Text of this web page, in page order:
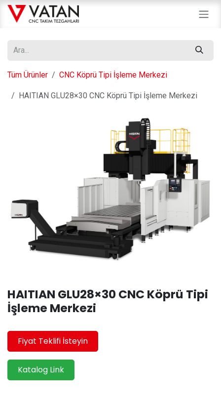
İçereği Atla
Tüm Ürünler CNC Köprü Tipi İşleme Merkezi
HAITIAN GLU28×30 CNC Köprü Tipi İşleme Merkezi
HAITIAN GLU28×30 CNC Köprü Tipi
İşleme Merkezi
Fiyat Teklifi İsteyin
Katalog Link